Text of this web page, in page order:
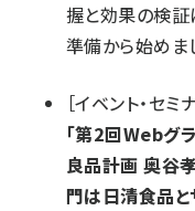
握と効果の検証
準備から始めま
［イベント・セミ
「第2回Webグ
良品計画 奥谷
門は日清食品と